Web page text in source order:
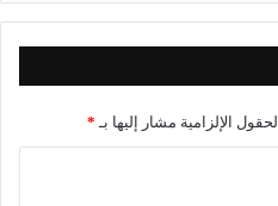
الحقول الإلزامية مشار إليها بـ *